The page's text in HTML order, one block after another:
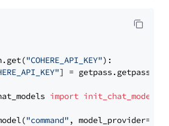
"COHERE_API_KEY"):
] = getpass.getpass(
import init_chat_model
"command" , model_provider=